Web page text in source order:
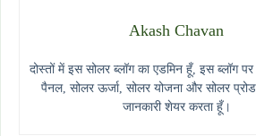
Akash Chavan
दोस्तों में इस सोलर ब्लॉग का एडमिन हूँ, इस ब्लॉग पर
पैनल, सोलर ऊर्जा, सोलर योजना और सोलर
जानकारी शेयर करता हूँ।